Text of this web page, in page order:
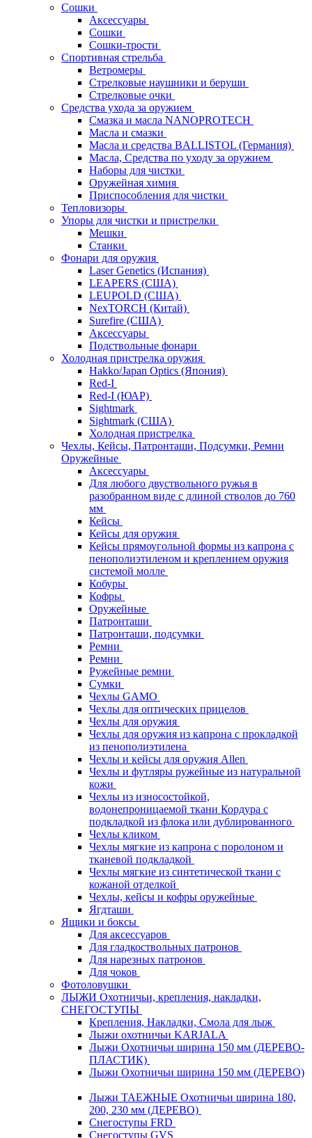
Сошки
Аксессуары
Сошки
Сошки-трости
Спортивная стрельба
Ветромеры
Стрелковые наушники и беруши
Стрелковые очки
Средства ухода за оружием
Смазка и масла NANOPROTECH
Масла и смазки
Масла и средства BALLISTOL (Германия)
Масла, Средства по уходу за оружием
Наборы для чистки
Оружейная химия
Приспособления для чистки
Тепловизоры
Упоры для чистки и пристрелки
Мешки
Станки
Фонари для оружия
Laser Genetics (Испания)
LEAPERS (США)
LEUPOLD (США)
NexTORCH (Китай)
Surefire (США)
Аксессуары
Подствольные фонари
Холодная пристрелка оружия
Hakko/Japan Optics (Япония)
Red-I
Red-I (ЮАР)
Sightmark
Sightmark (США)
Холодная пристрелка
Чехлы, Кейсы, Патронташи, Подсумки, Ремни
Оружейные
Аксессуары
Для любого двуствольного ружья в
разобранном виде с длиной стволов до 760
мм
Кейсы
Кейсы для оружия
Кейсы прямоугольной формы из капрона с
пенополиэтиленом и креплением оружия
системой молле
Кобуры
Кофры
Оружейные
Патронташи
Патронташи, подсумки
Ремни
Ремни
Ружейные ремни
Сумки
Чехлы GAMO
Чехлы для оптических прицелов
Чехлы для оружия
Чехлы для оружия из капрона с прокладкой
из пенополиэтилена
Чехлы и кейсы для оружия Allen
Чехлы и футляры ружейные из натуральной
кожи
Чехлы из износостойкой,
водонепроницаемой ткани Кордура с
подкладкой из флока или дублированного
Чехлы кликом
Чехлы мягкие из капрона с поролоном и
тканевой подкладкой
Чехлы мягкие из синтетической ткани с
кожаной отделкой
Чехлы, кейсы и кофры оружейные
Ягдташи
Ящики и боксы
Для аксессуаров
Для гладкоствольных патронов
Для нарезных патронов
Для чоков
Фотоловушки
ЛЫЖИ Охотничьи, крепления, накладки,
СНЕГОСТУПЫ
Крепления, Накладки, Смола для лыж
Лыжи охотничьи KARJALA
Лыжи Охотничьи ширина 150 мм (ДЕРЕВО-
ПЛАСТИК)
Лыжи Охотничьи ширина 150 мм (ДЕРЕВО)
Лыжи ТАЕЖНЫЕ Охотничьи ширина 180,
200, 230 мм (ДЕРЕВО)
Снегоступы FRD
Снегоступы GVS